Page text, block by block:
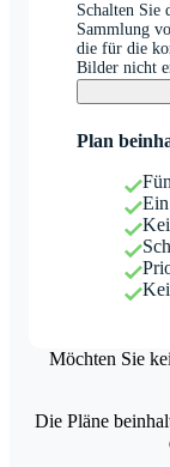
Schalten Sie
Sammlung
die für die
Bilder nicht
Plan
Möchten Sie
Die Pläne